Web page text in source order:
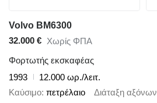
Volvo BM6300
32.000 € Χωρίς ΦΠΑ
Φορτωτής εκσκαφέας
1993
12.000 ωρ./λειτ.
Καύσιμο πετρέλαιο Διάταξη αξόνων